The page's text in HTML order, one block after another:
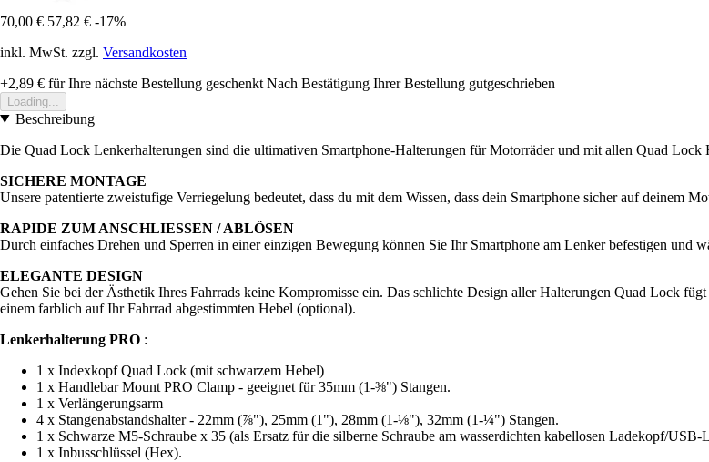
70,00 € 57,82 € -17%
inkl. MwSt. zzgl. Versandkosten
+2,89 € für Ihre nächste Bestellung geschenkt Nach Bestätigung Ihrer Bestellung gutgeschrieben
Loading...
Beschreibung
Die Quad Lock Lenkerhalterungen sind die ultimativen Smartphone-Halterungen für Motorräder und mit allen Quad
SICHERE MONTAGE
Unsere patentierte zweistufige Verriegelung bedeutet, dass du mit dem Wissen, dass dein Smartphone sicher auf deinem
RAPIDE ZUM ANSCHLIESSEN / ABLÖSEN
Durch einfaches Drehen und Sperren in einer einzigen Bewegung können Sie Ihr Smartphone am Lenker befestigen und
ELEGANTE DESIGN
Gehen Sie bei der Ästhetik Ihres Fahrrads keine Kompromisse ein. Das schlichte Design aller Halterungen Quad Lock
einem farblich auf Ihr Fahrrad abgestimmten Hebel (optional).
Lenkerhalterung PRO :
1 x Indexkopf Quad Lock (mit schwarzem Hebel)
1 x Handlebar Mount PRO Clamp - geeignet für 35mm (1-⅜") Stangen.
1 x Verlängerungsarm
4 x Stangenabstandshalter - 22mm (⅞"), 25mm (1"), 28mm (1-⅛"), 32mm (1-¼") Stangen.
1 x Schwarze M5-Schraube x 35 (als Ersatz für die silberne Schraube am wasserdichten kabellosen Ladekopf/USB-
1 x Inbusschlüssel (Hex).